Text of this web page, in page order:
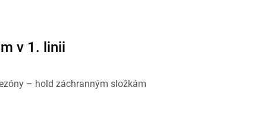
v 1. linii
– hold záchranným složkám